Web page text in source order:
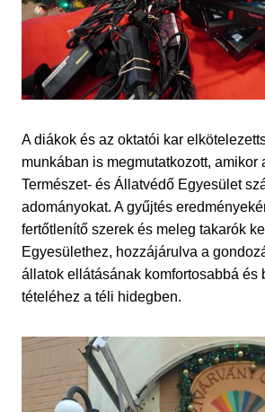
A diákok és az oktatói kar
munkában is megmutatkozott, amikor
Természet- és Állatvédő Egyesület
adományokat. A gyűjtés
fertőtlenítő szerek és meleg takarók
Egyesülethez, hozzájárulva a
állatok ellátásának komfortosabbá és
tételéhez a téli hidegben.